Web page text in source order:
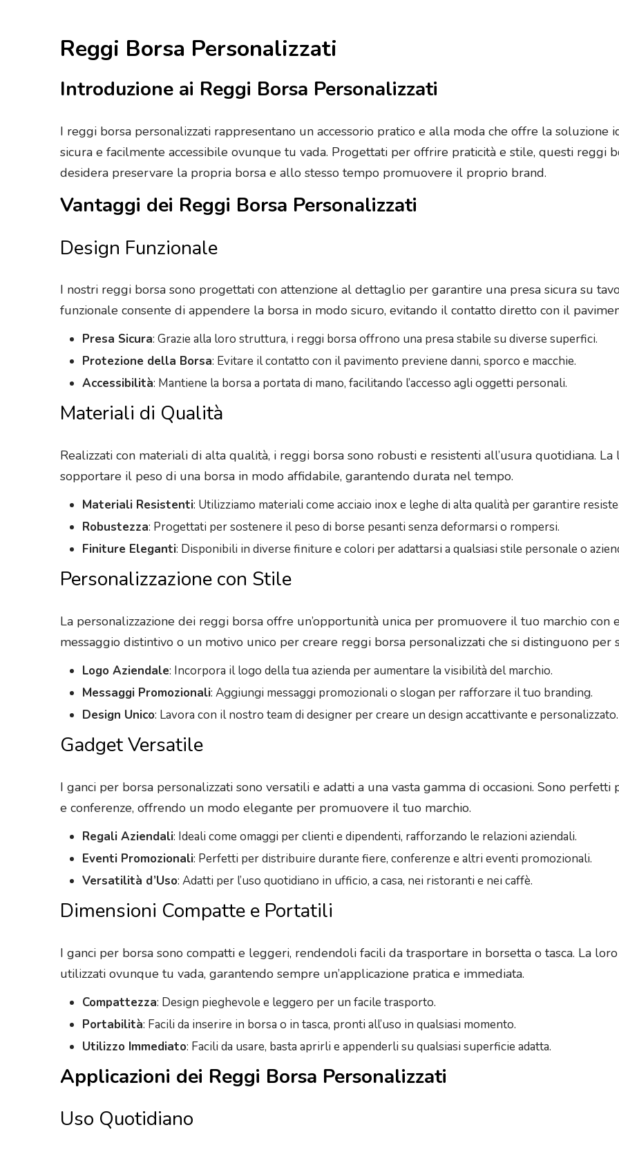
Reggi Borsa Personalizzati
Introduzione ai Reggi Borsa Personalizzati
I reggi borsa personalizzati rappresentano un accessorio pratico e alla moda che offre la
sicura e facilmente accessibile ovunque tu vada. Progettati per offrire praticità e stile, questi reggi
desidera preservare la propria borsa e allo stesso tempo promuovere il proprio brand.
Vantaggi dei Reggi Borsa Personalizzati
Design Funzionale
I nostri reggi borsa sono progettati con attenzione al dettaglio per garantire una presa sicura su
funzionale consente di appendere la borsa in modo sicuro, evitando il contatto diretto con il
Presa Sicura: Grazie alla loro struttura, i reggi borsa offrono una presa stabile su diverse superfici.
Protezione della Borsa: Evitare il contatto con il pavimento previene danni, sporco e macchie.
Accessibilità: Mantiene la borsa a portata di mano, facilitando l’accesso agli oggetti personali.
Materiali di Qualità
Realizzati con materiali di alta qualità, i reggi borsa sono robusti e resistenti all’usura quotidiana.
sopportare il peso di una borsa in modo affidabile, garantendo durata nel tempo.
Materiali Resistenti: Utilizziamo materiali come acciaio inox e leghe di alta qualità per garantire
Robustezza: Progettati per sostenere il peso di borse pesanti senza deformarsi o rompersi.
Finiture Eleganti: Disponibili in diverse finiture e colori per adattarsi a qualsiasi stile personale o
Personalizzazione con Stile
La personalizzazione dei reggi borsa offre un’opportunità unica per promuovere il tuo marchio
messaggio distintivo o un motivo unico per creare reggi borsa personalizzati che si distinguono per
Logo Aziendale: Incorpora il logo della tua azienda per aumentare la visibilità del marchio.
Messaggi Promozionali: Aggiungi messaggi promozionali o slogan per rafforzare il tuo branding.
Design Unico: Lavora con il nostro team di designer per creare un design accattivante e personalizzato.
Gadget Versatile
I ganci per borsa personalizzati sono versatili e adatti a una vasta gamma di occasioni. Sono
e conferenze, offrendo un modo elegante per promuovere il tuo marchio.
Regali Aziendali: Ideali come omaggi per clienti e dipendenti, rafforzando le relazioni aziendali.
Eventi Promozionali: Perfetti per distribuire durante fiere, conferenze e altri eventi promozionali.
Versatilità d’Uso: Adatti per l’uso quotidiano in ufficio, a casa, nei ristoranti e nei caffè.
Dimensioni Compatte e Portatili
I ganci per borsa sono compatti e leggeri, rendendoli facili da trasportare in borsetta o tasca. La
utilizzati ovunque tu vada, garantendo sempre un’applicazione pratica e immediata.
Compattezza: Design pieghevole e leggero per un facile trasporto.
Portabilità: Facili da inserire in borsa o in tasca, pronti all’uso in qualsiasi momento.
Utilizzo Immediato: Facili da usare, basta aprirli e appenderli su qualsiasi superficie adatta.
Applicazioni dei Reggi Borsa Personalizzati
Uso Quotidiano